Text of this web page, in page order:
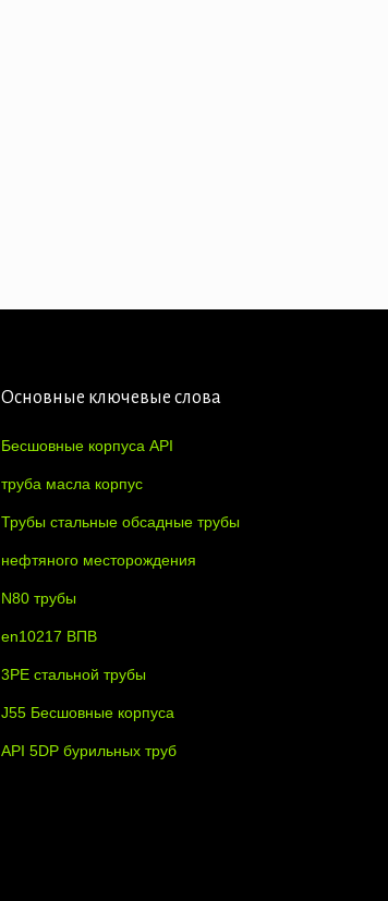
Основные ключевые слова
Бесшовные корпуса API
труба масла корпус
Трубы стальные обсадные трубы
нефтяного месторождения
N80 трубы
en10217 ВПВ
3PE стальной трубы
J55 Бесшовные корпуса
API 5DP бурильных труб